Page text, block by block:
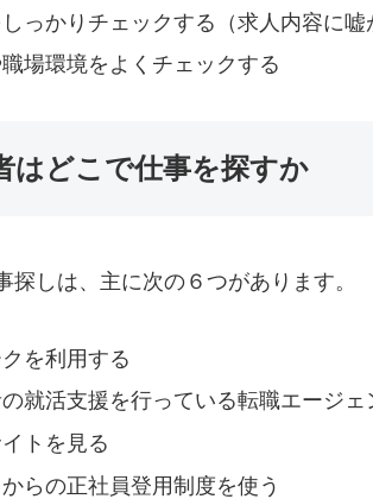
っかりチェックする（求人内容に嘘
場環境をよくチェックする
はどこで仕事を探すか
探しは、主に次の６つがあります。
を利用する
就活支援を行っている転職エージェ
トを見る
らの正社員登用制度を使う